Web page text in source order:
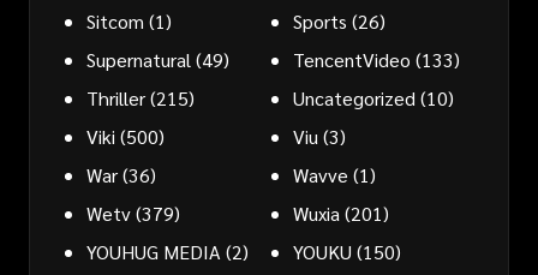
Sitcom (1) Sports (26)
Supernatural (49) TencentVideo (133)
Thriller(215) Uncategorized (10)
Viki (500) Viu (3)
War(36) Wavve (1)
Wetv(379) Wuxia (201)
YOUHUG MEDIA (2) YOUKU (150)